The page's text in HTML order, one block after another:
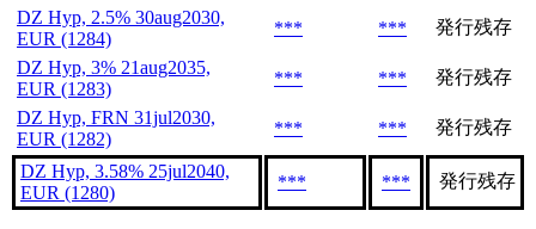
DZ Hyp, 2.5% 30aug2030,
EUR (1284)
*** ***
発行残存
DZ Hyp, 3% 21aug2035,
EUR (1283)
*** ***
発行残存
DZ Hyp, FRN 31jul2030,
EUR (1282)
*** *** 発行残存
DZ Hyp, 3.58% 25jul2040,
EUR (1280)
*** *** 発行残存